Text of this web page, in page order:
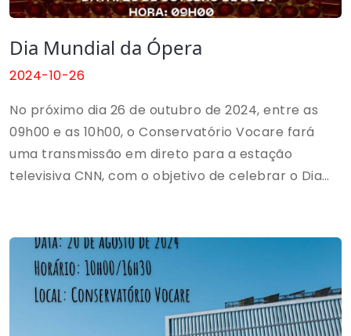
Dia Mundial da Ópera
2024-10-26
No próximo dia 26 de outubro de 2024, entre as
09h00 e as 10h00, o Conservatório Vocare fará
uma transmissão em direto para a estação
televisiva CNN, com o objetivo de celebrar o Dia